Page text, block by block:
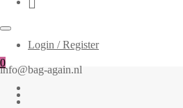
Login / Register
0
info@bag-again.nl